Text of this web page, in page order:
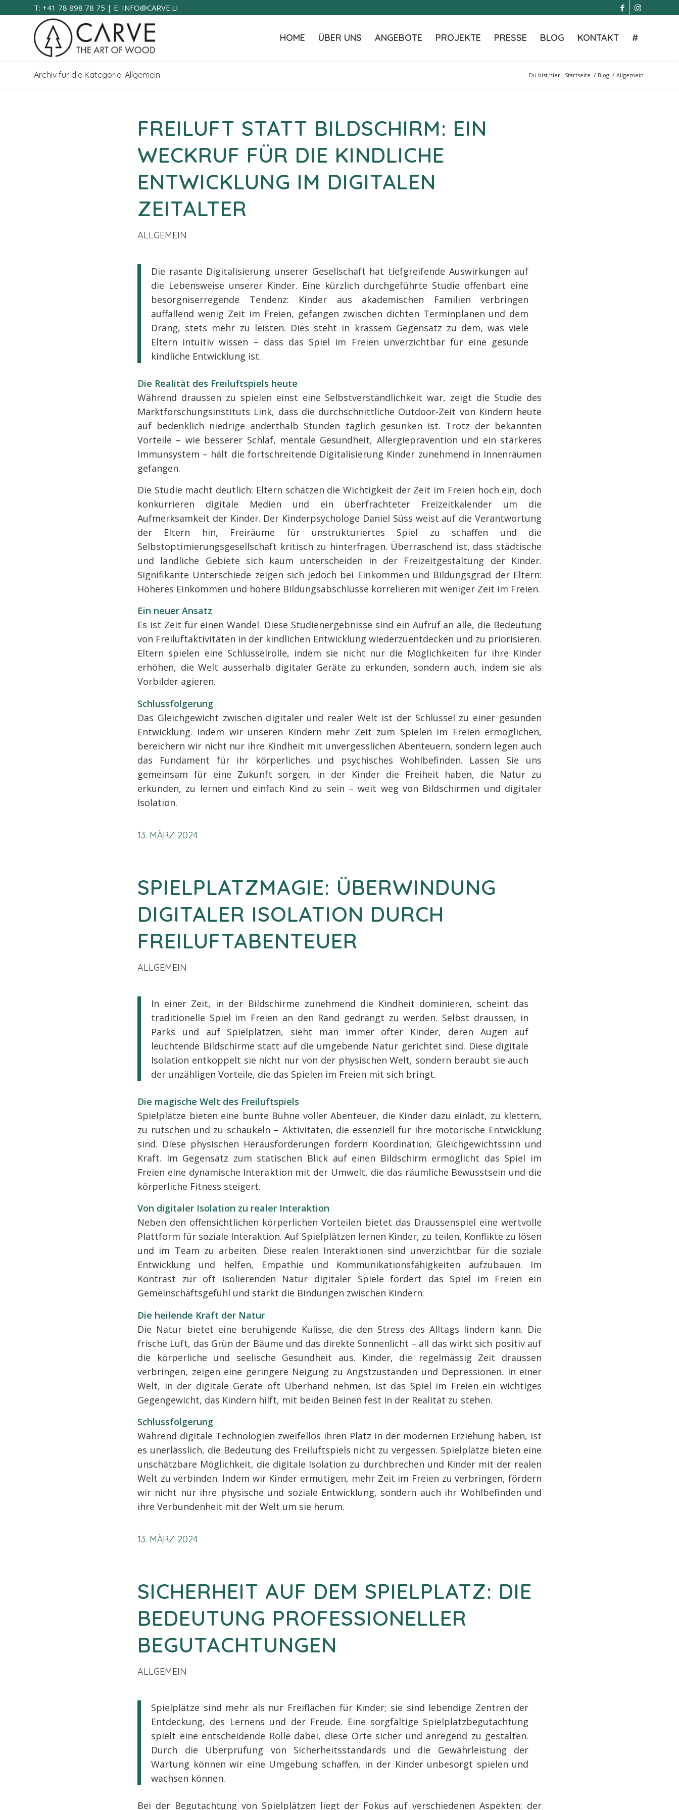
T: +41 78 898 78 75 | E: INFO@CARVE.LI
HOME ÜBER UNS ANGEBOTE PROJEKTE PRESSE BLOG KONTAKT #
Archiv für die Kategorie: Allgemein Du bist hier: Startseite / Blog / Allgemein
FREILUFT STATT BILDSCHIRM: EIN
WECKRUF FÜR DIE KINDLICHE
ENTWICKLUNG IM DIGITALEN
ZEITALTER
ALLGEMEIN
Die rasante Digitalisierung unserer Gesellschaft hat tiefgreifende Auswirkungen auf
die Lebensweise unserer Kinder. Eine kürzlich durchgeführte Studie offenbart eine
besorgniserregende Tendenz: Kinder aus akademischen Familien verbringen
auffallend wenig Zeit im Freien, gefangen zwischen dichten Terminplänen und dem
Drang, stets mehr zu leisten. Dies steht in krassem Gegensatz zu dem, was viele
Eltern intuitiv wissen – dass das Spiel im Freien unverzichtbar für eine gesunde
kindliche Entwicklung ist.
Die Realität des Freiluftspiels heute
Während draussen zu spielen einst eine Selbstverständlichkeit war, zeigt die Studie des
Marktforschungsinstituts Link, dass die durchschnittliche Outdoor-Zeit von Kindern heute
auf bedenklich niedrige anderthalb Stunden täglich gesunken ist. Trotz der bekannten
Vorteile – wie besserer Schlaf, mentale Gesundheit, Allergieprävention und ein stärkeres
Immunsystem – hält die fortschreitende Digitalisierung Kinder zunehmend in Innenräumen
gefangen.
Die Studie macht deutlich: Eltern schätzen die Wichtigkeit der Zeit im Freien hoch ein, doch
konkurrieren digitale Medien und ein überfrachteter Freizeitkalender um die
Aufmerksamkeit der Kinder. Der Kinderpsychologe Daniel Süss weist auf die Verantwortung
der Eltern hin, Freiräume für unstrukturiertes Spiel zu schaffen und die
Selbstoptimierungsgesellschaft kritisch zu hinterfragen. Überraschend ist, dass städtische
und ländliche Gebiete sich kaum unterscheiden in der Freizeitgestaltung der Kinder.
Signifikante Unterschiede zeigen sich jedoch bei Einkommen und Bildungsgrad der Eltern:
Höheres Einkommen und höhere Bildungsabschlüsse korrelieren mit weniger Zeit im Freien.
Ein neuer Ansatz
Es ist Zeit für einen Wandel. Diese Studienergebnisse sind ein Aufruf an alle, die Bedeutung
von Freiluftaktivitäten in der kindlichen Entwicklung wiederzuentdecken und zu priorisieren.
Eltern spielen eine Schlüsselrolle, indem sie nicht nur die Möglichkeiten für ihre Kinder
erhöhen, die Welt ausserhalb digitaler Geräte zu erkunden, sondern auch, indem sie als
Vorbilder agieren.
Schlussfolgerung
Das Gleichgewicht zwischen digitaler und realer Welt ist der Schlüssel zu einer gesunden
Entwicklung. Indem wir unseren Kindern mehr Zeit zum Spielen im Freien ermöglichen,
bereichern wir nicht nur ihre Kindheit mit unvergesslichen Abenteuern, sondern legen auch
das Fundament für ihr körperliches und psychisches Wohlbefinden. Lassen Sie uns
gemeinsam für eine Zukunft sorgen, in der Kinder die Freiheit haben, die Natur zu
erkunden, zu lernen und einfach Kind zu sein – weit weg von Bildschirmen und digitaler
Isolation.
13. MÄRZ 2024
SPIELPLATZMAGIE: ÜBERWINDUNG
DIGITALER ISOLATION DURCH
FREILUFTABENTEUER
ALLGEMEIN
In einer Zeit, in der Bildschirme zunehmend die Kindheit dominieren, scheint das
traditionelle Spiel im Freien an den Rand gedrängt zu werden. Selbst draussen, in
Parks und auf Spielplätzen, sieht man immer öfter Kinder, deren Augen auf
leuchtende Bildschirme statt auf die umgebende Natur gerichtet sind. Diese digitale
Isolation entkoppelt sie nicht nur von der physischen Welt, sondern beraubt sie auch
der unzähligen Vorteile, die das Spielen im Freien mit sich bringt.
Die magische Welt des Freiluftspiels
Spielplätze bieten eine bunte Bühne voller Abenteuer, die Kinder dazu einlädt, zu klettern,
zu rutschen und zu schaukeln – Aktivitäten, die essenziell für ihre motorische Entwicklung
sind. Diese physischen Herausforderungen fördern Koordination, Gleichgewichtssinn und
Kraft. Im Gegensatz zum statischen Blick auf einen Bildschirm ermöglicht das Spiel im
Freien eine dynamische Interaktion mit der Umwelt, die das räumliche Bewusstsein und die
körperliche Fitness steigert.
Von digitaler Isolation zu realer Interaktion
Neben den offensichtlichen körperlichen Vorteilen bietet das Draussenspiel eine wertvolle
Plattform für soziale Interaktion. Auf Spielplätzen lernen Kinder, zu teilen, Konflikte zu lösen
und im Team zu arbeiten. Diese realen Interaktionen sind unverzichtbar für die soziale
Entwicklung und helfen, Empathie und Kommunikationsfähigkeiten aufzubauen. Im
Kontrast zur oft isolierenden Natur digitaler Spiele fördert das Spiel im Freien ein
Gemeinschaftsgefühl und stärkt die Bindungen zwischen Kindern.
Die heilende Kraft der Natur
Die Natur bietet eine beruhigende Kulisse, die den Stress des Alltags lindern kann. Die
frische Luft, das Grün der Bäume und das direkte Sonnenlicht – all das wirkt sich positiv auf
die körperliche und seelische Gesundheit aus. Kinder, die regelmässig Zeit draussen
verbringen, zeigen eine geringere Neigung zu Angstzuständen und Depressionen. In einer
Welt, in der digitale Geräte oft Überhand nehmen, ist das Spiel im Freien ein wichtiges
Gegengewicht, das Kindern hilft, mit beiden Beinen fest in der Realität zu stehen.
Schlussfolgerung
Während digitale Technologien zweifellos ihren Platz in der modernen Erziehung haben, ist
es unerlässlich, die Bedeutung des Freiluftspiels nicht zu vergessen. Spielplätze bieten eine
unschätzbare Möglichkeit, die digitale Isolation zu durchbrechen und Kinder mit der realen
Welt zu verbinden. Indem wir Kinder ermutigen, mehr Zeit im Freien zu verbringen, fördern
wir nicht nur ihre physische und soziale Entwicklung, sondern auch ihr Wohlbefinden und
ihre Verbundenheit mit der Welt um sie herum.
13. MÄRZ 2024
SICHERHEIT AUF DEM SPIELPLATZ: DIE
BEDEUTUNG PROFESSIONELLER
BEGUTACHTUNGEN
ALLGEMEIN
Spielplätze sind mehr als nur Freiflächen für Kinder; sie sind lebendige Zentren der
Entdeckung, des Lernens und der Freude. Eine sorgfältige Spielplatzbegutachtung
spielt eine entscheidende Rolle dabei, diese Orte sicher und anregend zu gestalten.
Durch die Überprüfung von Sicherheitsstandards und die Gewährleistung der
Wartung können wir eine Umgebung schaffen, in der Kinder unbesorgt spielen und
wachsen können.
Bei der Begutachtung von Spielplätzen liegt der Fokus auf verschiedenen Aspekten: der